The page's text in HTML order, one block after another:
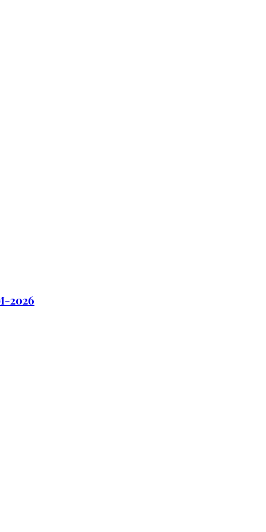
2026